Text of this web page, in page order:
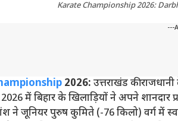
Karate Championship 2026:
---
2026: उत्तराखंड की
में बिहार के खिलाड़ियों ने अपने शानदार
ने जूनियर पुरुष कुमिते (-76 किलो) वर्ग में